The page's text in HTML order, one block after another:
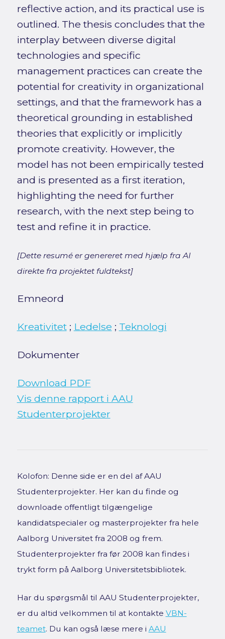
reflective action, and its practical use is
outlined. The thesis concludes that the
interplay between diverse digital
technologies and specific
management practices can create the
potential for creativity in organizational
settings, and that the framework has a
theoretical grounding in established
theories that explicitly or implicitly
promote creativity. However, the
model has not been empirically tested
and is presented as a first iteration,
highlighting the need for further
research, with the next step being to
test and refine it in practice.
[Dette resumé er genereret med hjælp fra AI
direkte fra projektet fuldtekst]
Emneord
Kreativitet; Ledelse ; Teknologi
Dokumenter
Download PDF
Vis denne rapport i AAU
Studenterprojekter
Kolofon: Denne side er en del af AAU
Studenterprojekter. Her kan du finde og
downloade offentligt tilgængelige
kandidatspecialer og masterprojekter fra hele
Aalborg Universitet fra 2008 og frem.
Studenterprojekter fra før 2008 kan findes i
trykt form på Aalborg Universitetsbibliotek.
Har du spørgsmål til AAU Studenterprojekter,
er du altid velkommen til at kontakte VBN-
teamet. Du kan også læse mere i AAU